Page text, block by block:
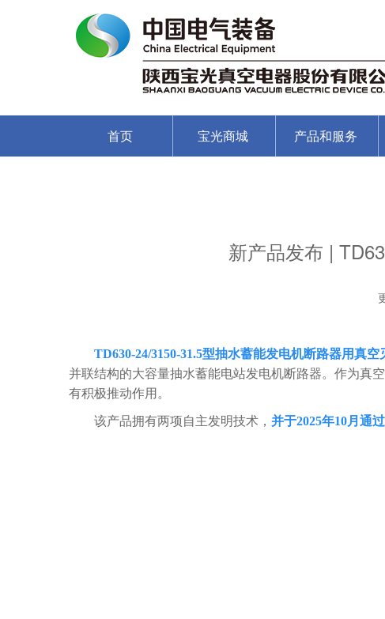
首页 宝光商城 产品和服务
新产品发布 |
TD630-24/3150-31.5型抽水蓄能发电机断路器用真空
并联结构的大容量抽水蓄能电站发电机断路器。作为真
有积极推动作用。
该产品拥有两项自主发明技术， 并于2025年10月通